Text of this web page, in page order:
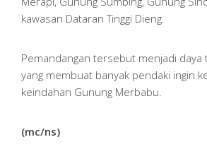
kawasan Dataran Tinggi Dieng.
Pemandangan tersebut menjadi
yang membuat banyak pendaki ingin
keindahan Gunung Merbabu.
(mc/ns)